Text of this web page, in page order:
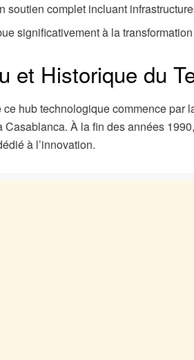
soutien complet incluant
significativement à la
et Historique du
ce hub technologique commence par
Casablanca. À la fin des années
à l’innovation.